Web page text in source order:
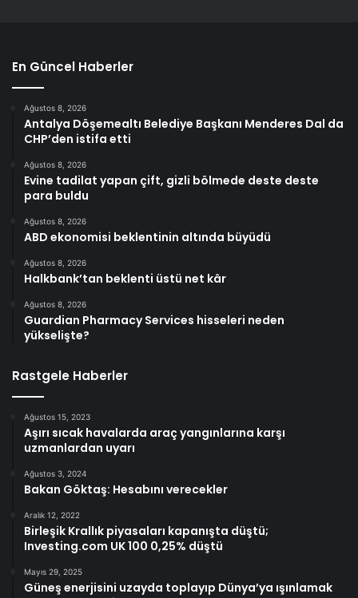
En Güncel Haberler
Ağustos 8, 2026
Antalya Döşemealtı Belediye Başkanı Menderes Dal da
CHP’den istifa etti
Ağustos 8, 2026
Evine tadilat yapan çift, gizli bölmede deste deste
para buldu
Ağustos 8, 2026
ABD ekonomisi beklentinin altında büyüdü
Ağustos 8, 2026
Halkbank’tan beklenti üstü net kâr
Ağustos 8, 2026
Guardian Pharmacy Services hisseleri neden
yükselişte?
Rastgele Haberler
Ağustos 15, 2023
Aşırı sıcak havalarda araç yangınlarına karşı
uzmanlardan uyarı
Ağustos 3, 2024
Bakan Göktaş: Hesabını verecekler
Aralık 12, 2022
Birleşik Krallık piyasaları kapanışta düştü;
Investing.com UK 100 0,25% düştü
Mayıs 29, 2025
Güneş enerjisini uzayda toplayıp Dünya’ya ışınlamak